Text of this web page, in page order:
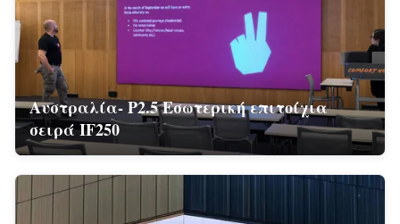
Αυστραλία- P2.5 Εσωτερική επιτοίχια
σειρά IF250